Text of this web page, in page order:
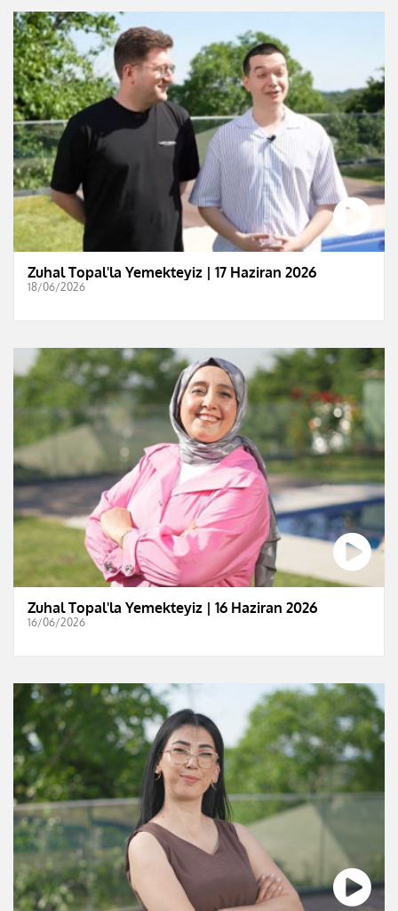
Zuhal Topal'la Yemekteyiz | 17 Haziran 2026
18/06/2026
Zuhal Topal'la Yemekteyiz | 16 Haziran 2026
16/06/2026